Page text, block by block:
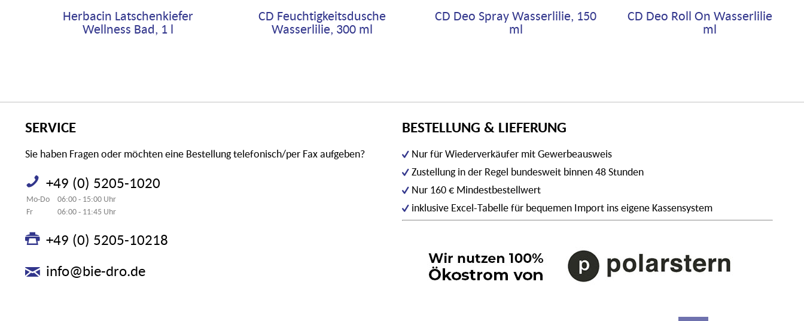
Herbacin Latschenkiefer
Wellness Bad, 1 l
CD Feuchtigkeitsdusche
Wasserlilie, 300 ml
CD Deo Spray Wasserlilie, 150
ml
CD Deo Roll On Wasserlilie, 50
ml
SERVICE
Sie haben Fragen oder möchten eine Bestellung telefonisch/per Fax aufgeben?
+49 (0) 5205-1020
Mo-Do
06:00 - 15:00 Uhr
Fr
06:00 - 11:45 Uhr
+49 (0) 5205-10218
info@bie-dro.de
BESTELLUNG & LIEFERUNG
Nur für Wiederverkäufer mit Gewerbeausweis
Zustellung in der Regel bundesweit binnen 48 Stunden
Nur 160 € Mindestbestellwert
inklusive Excel-Tabelle für bequemen Import ins eigene Kassensystem